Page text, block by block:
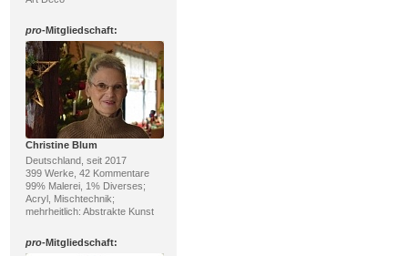
pro-Mitgliedschaft:
Christine Blum
Deutschland, seit 2017
399 Werke, 42 Kommentare
99% Malerei, 1% Diverses;
Acryl, Mischtechnik;
mehrheitlich: Abstrakte Kunst
pro-Mitgliedschaft: